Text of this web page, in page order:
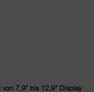
von 7,9" bis 12,9" Display